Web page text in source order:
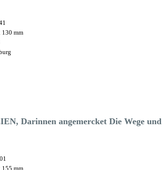
130 mm
Darinnen angemercket Die Wege und
155 mm